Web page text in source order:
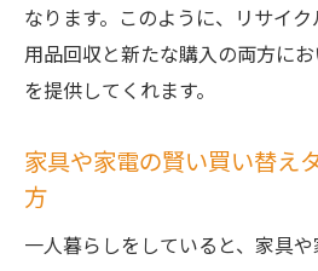
なります。このように、リサイ
用品回収と新たな購入の両方に
を提供してくれます。
家具や家電の賢い買い替え
方
一人暮らしをしていると、家具